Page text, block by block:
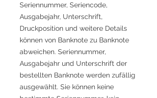
Seriennummer, Seriencode,
Ausgabejahr, Unterschrift,
Druckposition und weitere Details
können von Banknote zu Banknote
abweichen. Seriennummer,
Ausgabejahr und Unterschrift der
bestellten Banknote werden zufällig
ausgewählt. Sie können keine